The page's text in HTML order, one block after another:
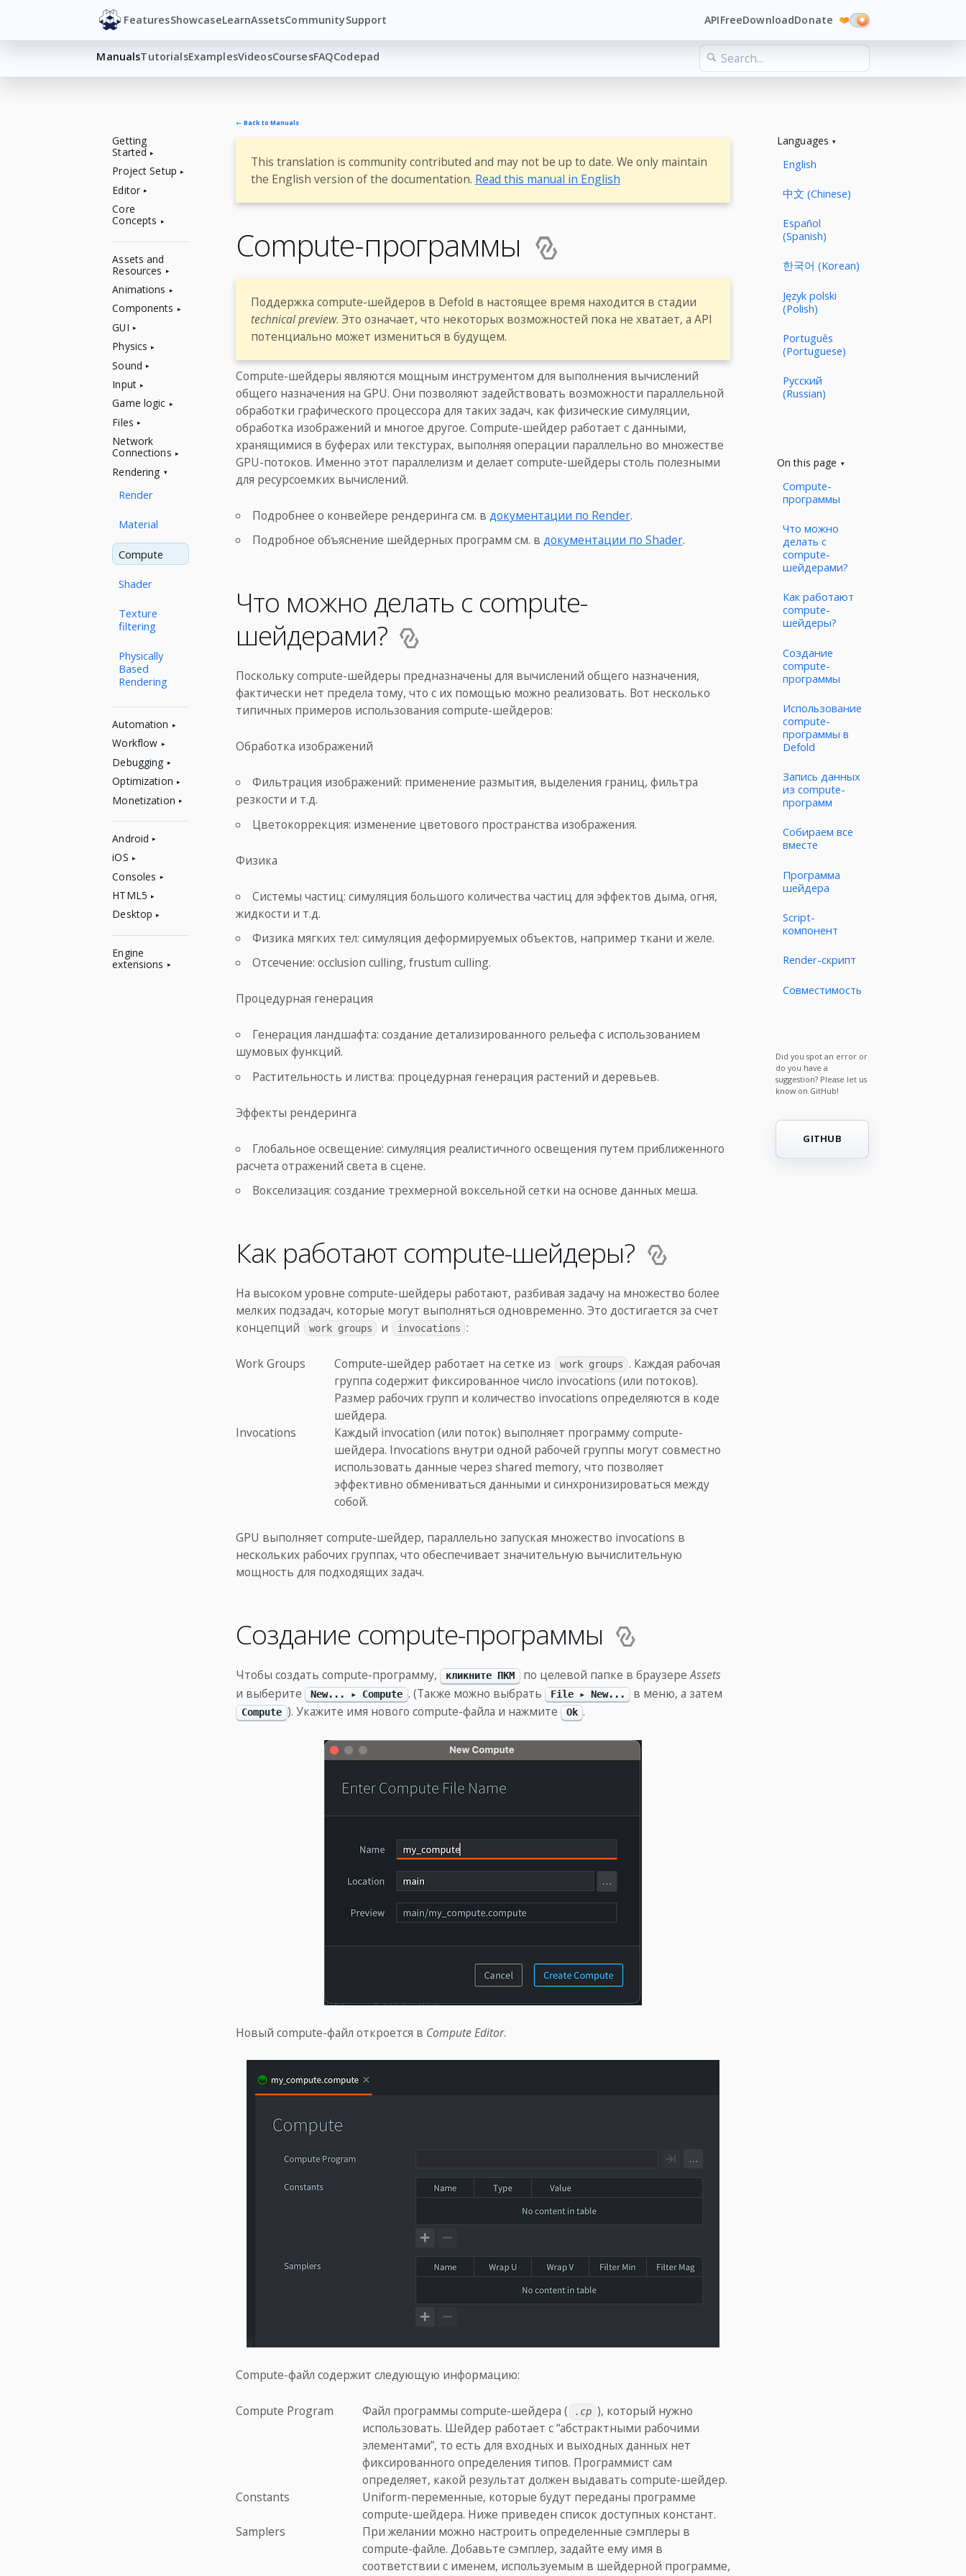
FeaturesShowcaseLearnAssetsCommunitySupport APIFreeDownloadDonate ❤️
ManualsTutorialsExamplesVideosCoursesFAQCodepad
Getting
Started
Project Setup
Editor
Core
Concepts
Assets and
Resources
Animations
Components
GUI
Physics
Sound
Input
Game logic
Files
Network
Connections
Rendering
Render
Material
Compute
Shader
Texture
filtering
Physically
Based
Rendering
Automation
Workflow
Debugging
Optimization
Monetization
Android
iOS
Consoles
HTML5
Desktop
Engine
extensions
← Back to Manuals
This translation is community contributed and may not be up to date. We only maintain
the English version of the documentation. Read this manual in English
Compute-программы
Поддержка compute-шейдеров в Defold в настоящее время находится в стадии
technical preview. Это означает, что некоторых возможностей пока не хватает, а API
потенциально может измениться в будущем.
Compute-шейдеры являются мощным инструментом для выполнения вычислений
общего назначения на GPU. Они позволяют задействовать возможности параллельной
обработки графического процессора для таких задач, как физические симуляции,
обработка изображений и многое другое. Compute-шейдер работает с данными,
хранящимися в буферах или текстурах, выполняя операции параллельно во множестве
GPU-потоков. Именно этот параллелизм и делает compute-шейдеры столь полезными
для ресурсоемких вычислений.
Подробнее о конвейере рендеринга см. в документации по Render.
Подробное объяснение шейдерных программ см. в документации по Shader.
Что можно делать с compute-
шейдерами?
Поскольку compute-шейдеры предназначены для вычислений общего назначения,
фактически нет предела тому, что с их помощью можно реализовать. Вот несколько
типичных примеров использования compute-шейдеров:
Обработка изображений
Фильтрация изображений: применение размытия, выделения границ, фильтра
резкости и т.д.
Цветокоррекция: изменение цветового пространства изображения.
Физика
Системы частиц: симуляция большого количества частиц для эффектов дыма, огня,
жидкости и т.д.
Физика мягких тел: симуляция деформируемых объектов, например ткани и желе.
Отсечение: occlusion culling, frustum culling.
Процедурная генерация
Генерация ландшафта: создание детализированного рельефа с использованием
шумовых функций.
Растительность и листва: процедурная генерация растений и деревьев.
Эффекты рендеринга
Глобальное освещение: симуляция реалистичного освещения путем приближенного
расчета отражений света в сцене.
Вокселизация: создание трехмерной воксельной сетки на основе данных меша.
Как работают compute-шейдеры?
На высоком уровне compute-шейдеры работают, разбивая задачу на множество более
мелких подзадач, которые могут выполняться одновременно. Это достигается за счет
концепций
work groups и invocations :
Work Groups Compute-шейдер работает на сетке из work groups . Каждая рабочая
группа содержит фиксированное число invocations (или потоков).
Размер рабочих групп и количество invocations определяются в коде
шейдера.
Invocations
Каждый invocation (или поток) выполняет программу compute-
шейдера. Invocations внутри одной рабочей группы могут совместно
использовать данные через shared memory, что позволяет
эффективно обмениваться данными и синхронизироваться между
собой.
GPU выполняет compute-шейдер, параллельно запуская множество invocations в
нескольких рабочих группах, что обеспечивает значительную вычислительную
мощность для подходящих задач.
Создание compute-программы
Чтобы создать compute-программу, кликните ПКМ по целевой папке в браузереAssets
и выберите
New... ▸ Compute . (Также можно выбрать File ▸ New... в меню, а затем
Compute ). Укажите имя нового compute-файла и нажмите Ok .
Новый compute-файл откроется в Compute Editor.
Compute-файл содержит следующую информацию:
Compute Program Файл программы compute-шейдера ( .cp ), который нужно
использовать. Шейдер работает с “абстрактными рабочими
элементами”, то есть для входных и выходных данных нет
фиксированного определения типов. Программист сам
определяет, какой результат должен выдавать compute-шейдер.
Constants
Uniform-переменные, которые будут переданы программе
compute-шейдера. Ниже приведен список доступных констант.
Samplers
При желании можно настроить определенные сэмплеры в
compute-файле. Добавьте сэмплер, задайте ему имя в
соответствии с именем, используемым в шейдерной программе,
Languages
English
中文 (Chinese)
Español
(Spanish)
한국어 (Korean)
Język polski
(Polish)
Português
(Portuguese)
Русский
(Russian)
On this page
Compute-
программы
Что можно
делать с
compute-
шейдерами?
Как работают
compute-
шейдеры?
Создание
compute-
программы
Использование
compute-
программы в
Defold
Запись данных
из compute-
программ
Собираем все
вместе
Программа
шейдера
Script-
компонент
Render-скрипт
Совместимость
Did you spot an error or
do you have a
suggestion? Please let us
know on GitHub!
GITHUB